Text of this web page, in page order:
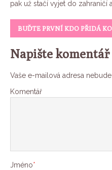
pak už stačí vyjet do zahraničí
BUĎTE PRVNÍ KDO PŘIDÁ
Napište komentář
Vaše e-mailová adresa
Komentář
Jméno*